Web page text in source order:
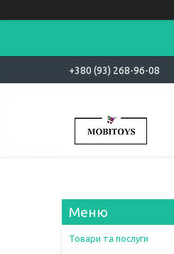
+380 (93) 268-96-08
Товари та послуги